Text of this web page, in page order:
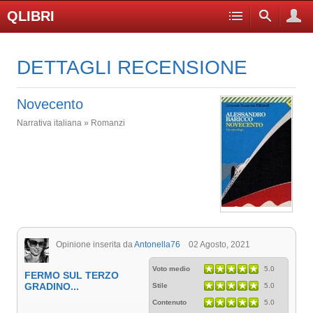
QLIBRI
DETTAGLI RECENSIONE
Novecento
Narrativa italiana » Romanzi
Opinione inserita da Antonella76 02 Agosto, 2021
Voto medio 5.0
Stile 5.0
Contenuto 5.0
FERMO SUL TERZO
GRADINO...